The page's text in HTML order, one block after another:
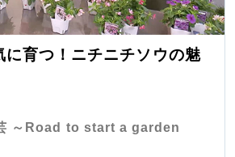
に育つ！ニチニチソウの魅
～Road to start a garden